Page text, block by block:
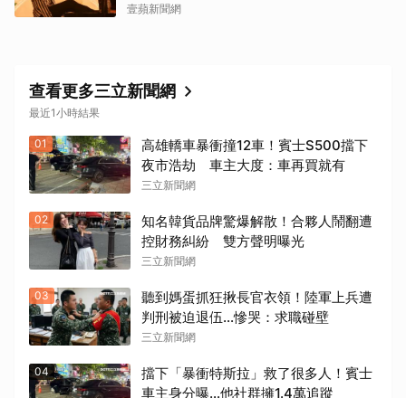
壹蘋新聞網
查看更多三立新聞網
最近1小時結果
01
高雄轎車暴衝撞12車！賓士S500擋下
夜市浩劫 車主大度：車再買就有
三立新聞網
02
知名韓貨品牌驚爆解散！合夥人鬧翻遭
控財務糾紛 雙方聲明曝光
三立新聞網
03
聽到媽蛋抓狂揪長官衣領！陸軍上兵遭
判刑被迫退伍…慘哭：求職碰壁
三立新聞網
04
擋下「暴衝特斯拉」救了很多人！賓士
車主身分曝…他社群擁1.4萬追蹤